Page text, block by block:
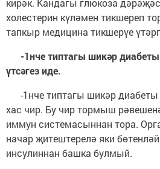
кирәк. Кандагы глюкоза
холестерин күләмен тикшереп
тапкыр медицина тикшерүе
-1нче типтагы шикәр диабеты
үтсәгез иде.
-1нче типтагы шикәр диабеты
хас чир. Бу чир тормыш
иммун системасыннан тора.
начар җитештерелә яки
инсулиннан башка булмый.